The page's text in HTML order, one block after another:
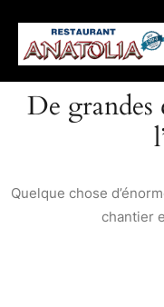
De grandes
Quelque chose
chantier